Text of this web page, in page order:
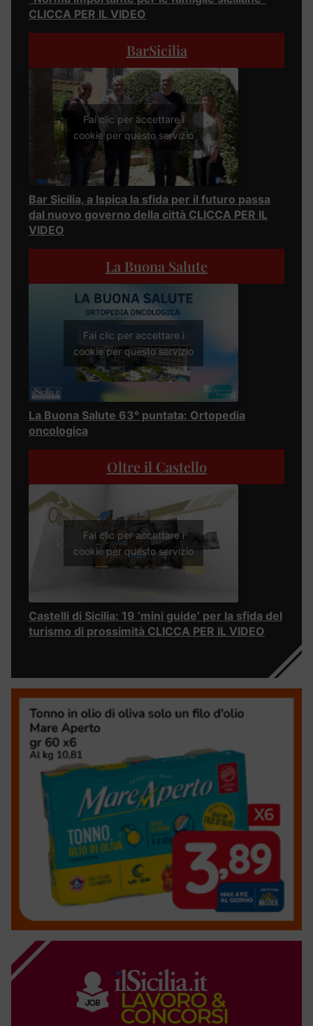
CLICCA PER IL VIDEO
BarSicilia
Fai clic per accettare i
cookie per questo servizio
Bar Sicilia, a Ispica la sfida per il futuro passa
dal nuovo governo della città CLICCA PER IL
VIDEO
La Buona Salute
Fai clic per accettare i
cookie per questo servizio
La Buona Salute 63° puntata: Ortopedia
oncologica
Oltre il Castello
Fai clic per accettare i
cookie per questo servizio
Castelli di Sicilia: 19 ‘mini guide’ per la sfida del
turismo di prossimità CLICCA PER IL VIDEO